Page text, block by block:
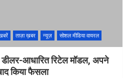
ताज़ा ख़बर न्यूज़ सोशल मीडिया वायरल
आधारित रिटेल मॉडल, अपने
किया फैसला